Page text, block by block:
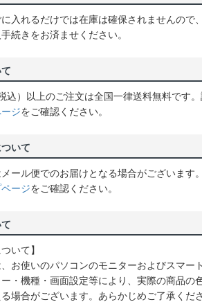
入れるだけでは在庫は確保されませんので
続きをお済ませください。
込）以上のご注文は全国一律送料無料です。
ジをご確認ください。
いて
ール便でのお届けとなる場合がございます
ージをご確認ください。
いて】
お使いのパソコンのモニターおよびスマー
・機種・画面設定等により、実際の商品の
場合がございます。あらかじめご了承くださ